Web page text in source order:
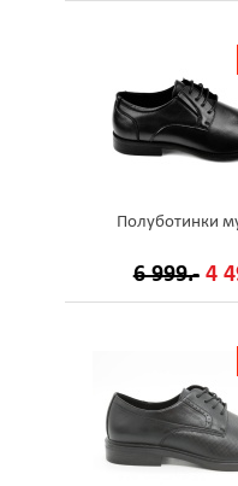
Полуботинки
6 999.- 4